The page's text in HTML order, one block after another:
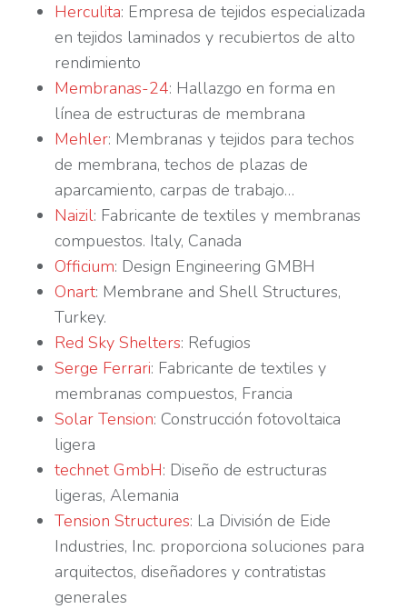
Herculita: Empresa de tejidos especializada
en tejidos laminados y recubiertos de alto
rendimiento
Membranas-24: Hallazgo en forma en
línea de estructuras de membrana
Mehler: Membranas y tejidos para techos
de membrana, techos de plazas de
aparcamiento, carpas de trabajo…
Naizil: Fabricante de textiles y membranas
compuestos. Italy, Canada
Officium: Design Engineering GMBH
Onart: Membrane and Shell Structures,
Turkey.
Red Sky Shelters: Refugios
Serge Ferrari: Fabricante de textiles y
membranas compuestos, Francia
Solar Tension: Construcción fotovoltaica
ligera
technet GmbH: Diseño de estructuras
ligeras, Alemania
Tension Structures: La División de Eide
Industries, Inc. proporciona soluciones para
arquitectos, diseñadores y contratistas
generales